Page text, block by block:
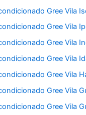
Gree Vila
Gree Vila
Gree Vila
Gree Vila
Gree Vila
Gree Vila
Gree Vila